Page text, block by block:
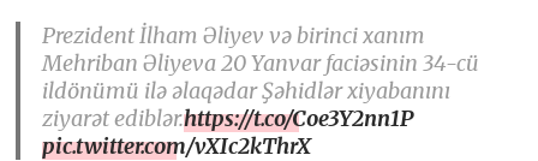
Prezident İlham Əliyev və birinci xanım
Mehriban Əliyeva 20 Yanvar faciəsinin 34-cü
ildönümü ilə əlaqədar Şəhidlər xiyabanını
ziyarət ediblər.https://t.co/Coe3Y2nn1P
pic.twitter.com/vXIc2kThrX